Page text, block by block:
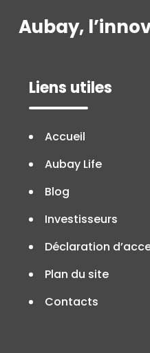
Aubay,
Liens utiles
Accueil
Aubay Life
Blog
Investisseurs
Déclaration
Plan du site
Contacts